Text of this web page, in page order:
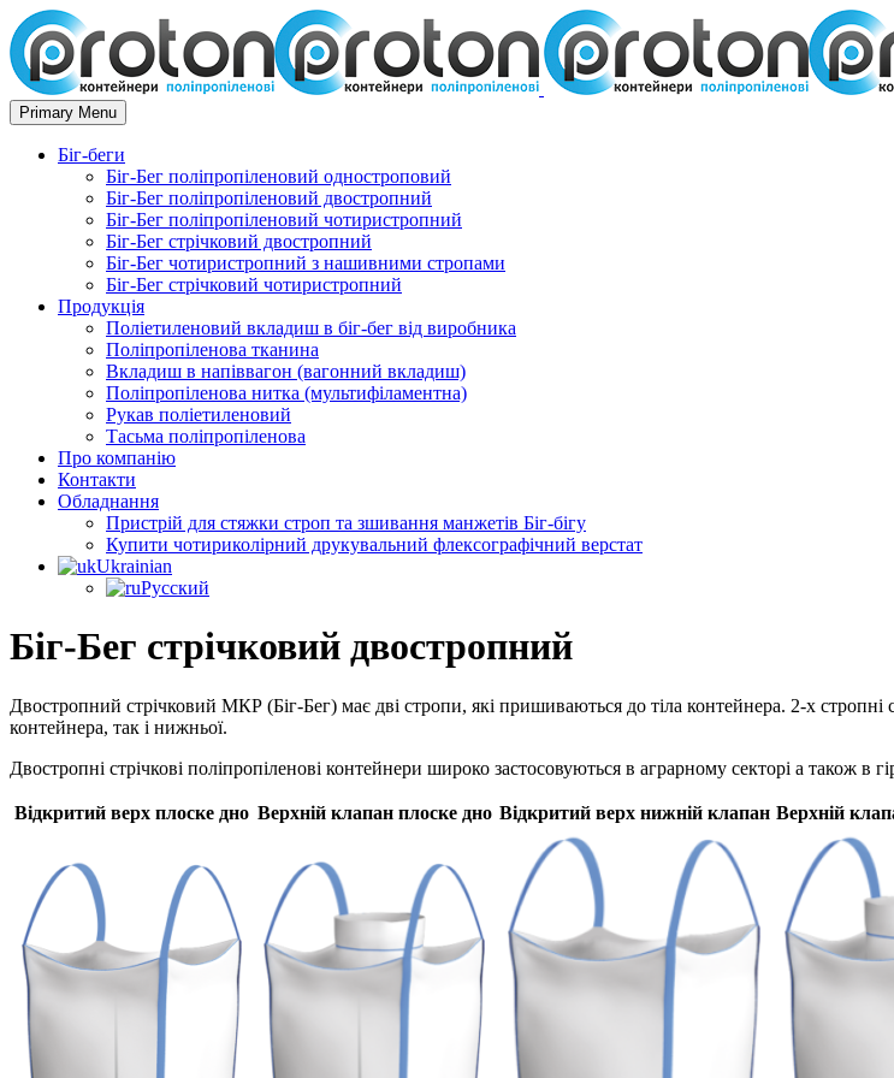
Primary Menu
Біг-беги
Біг-Бег поліпропіленовий одностроповий
Біг-Бег поліпропіленовий двостропний
Біг-Бег поліпропіленовий чотиристропний
Біг-Бег стрічковий двостропний
Біг-Бег чотиристропний з нашивними стропами
Біг-Бег стрічковий чотиристропний
Продукція
Поліетиленовий вкладиш в біг-бег від виробника
Поліпропіленова тканина
Вкладиш в напіввагон (вагонний вкладиш)
Поліпропіленова нитка (мультифіламентна)
Рукав поліетиленовий
Тасьма поліпропіленова
Про компанію
Контакти
Обладнання
Пристрій для стяжки строп та зшивання манжетів Біг-бігу
Купити чотириколірний друкувальний флексографічний верстат
Ukrainian
Русский
Біг-Бег стрічковий двостропний
Двостропний стрічковий МКР (Біг-Бег) має дві стропи, які пришиваються до тіла контейнера. 2-х стропні
контейнера, так і нижньої.
Двостропні стрічкові поліпропіленові контейнери широко застосовуються в аграрному секторі а також в
Відкритий верх плоске дно Верхній клапан плоске дно Відкритий верх нижній клапан Верхній